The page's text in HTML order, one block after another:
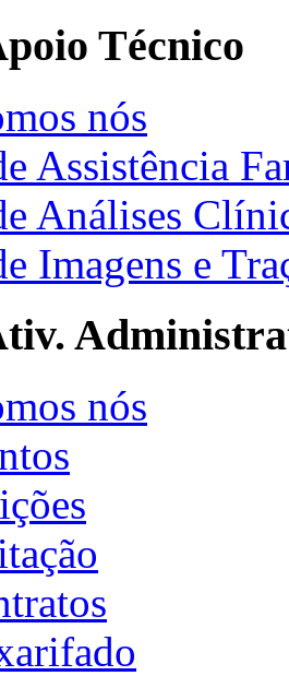
Técnico
nós
Assistência
Análises
Imagens e
nós